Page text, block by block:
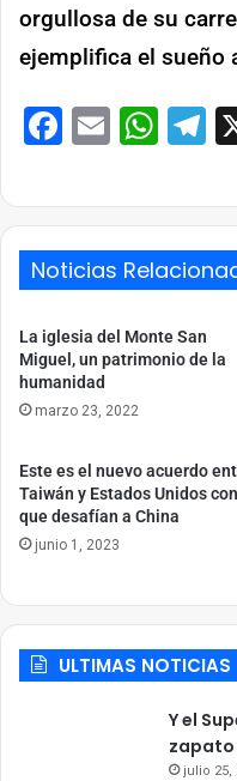
orgullosa de su
ejemplifica el sueño
Facebook
Email
Noticias
La iglesia del Monte San
Miguel, un patrimonio de la
humanidad
marzo 23, 2022
Este es el nuevo acuerdo
Taiwán y Estados Unidos
que desafían a China
junio 1, 2023
ULTIMAS NOTICIAS
Y el
zapato
julio 25,